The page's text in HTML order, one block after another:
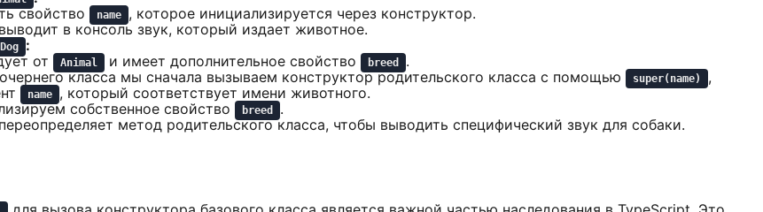
свойство
name
, которое инициализируется через конструктор.
выводит в консоль звук, который издает животное.
Dog
:
от Animal и имеет дополнительное свойство breed
.
класса мы сначала вызываем конструктор родительского класса с помощью
super(name)
,
name
, который соответствует имени животного.
собственное свойство
breed
.
переопределяет метод родительского класса, чтобы выводить специфический звук для собаки.